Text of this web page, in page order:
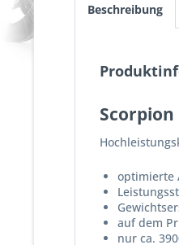
Beschreibung
Scorpion
optimierte
auf dem
nur ca.